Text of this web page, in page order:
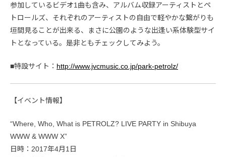
参加しているビデオ1曲も含み、アルバム収録アーティストとペ
トロールズ、それぞれのアーティストの自由で軽やかな繋がりも
垣間見ることが出来る、まさに公園のような出逢い系体験型サイ
トとなっている。是非ともチェックしてみよう。
■特設サイト： http://www.jvcmusic.co.jp/park-petrolz/
【イベント情報】
“Where, Who, What is PETROLZ? LIVE PARTY in Shibuya
WWW & WWW X”
日時：2017年4月1日